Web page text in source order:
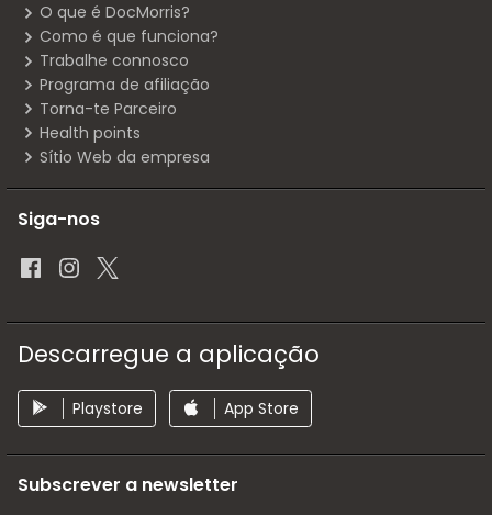
O que é DocMorris?
Como é que funciona?
Trabalhe connosco
Programa de afiliação
Torna-te Parceiro
Health points
Sítio Web da empresa
Siga-nos
Descarregue a aplicação
Playstore App Store
Subscrever a newsletter